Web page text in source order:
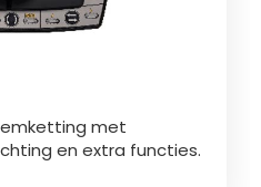
met
en extra functies.